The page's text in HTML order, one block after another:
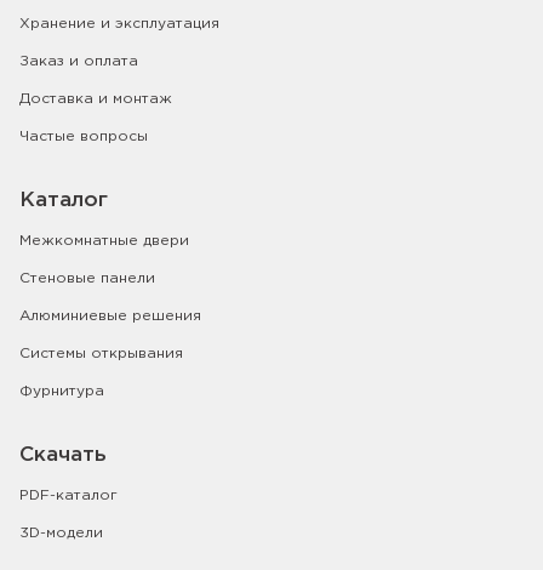
Хранение и эксплуатация
Заказ и оплата
Доставка и монтаж
Частые вопросы
Каталог
Межкомнатные двери
Стеновые панели
Алюминиевые решения
Системы открывания
Фурнитура
Скачать
PDF-каталог
3D-модели